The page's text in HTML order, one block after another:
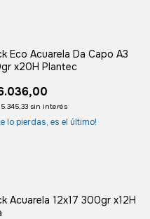
Eco Acuarela Da Capo A3
x20H Plantec
sin interés
lo pierdas, es el último!
Acuarela 12x17 300gr x12H